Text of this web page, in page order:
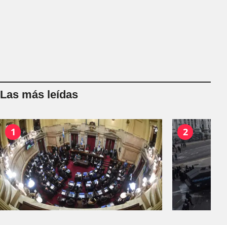
Las más leídas
1 2